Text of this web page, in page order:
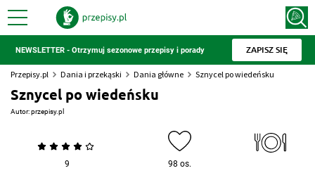
NEWSLETTER - Otrzymuj sezonowe przepisy i porady ZAPISZ SIĘ
Przepisy.pl Dania i przekąski Dania główne Sznycel po wiedeńsku
Sznycel po wiedeńsku
Autor:przepisy.pl
9 98 os.